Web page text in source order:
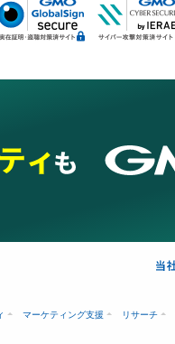
マーケティング支援 リサーチ